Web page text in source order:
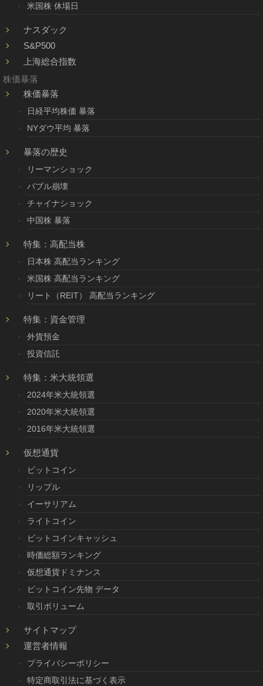
米国株 休場日
ナスダック
S&P500
上海総合指数
株価暴落
株価暴落
日経平均株価 暴落
NYダウ平均 暴落
暴落の歴史
リーマンショック
バブル崩壊
チャイナショック
中国株 暴落
特集：高配当株
日本株 高配当ランキング
米国株 高配当ランキング
リート（REIT） 高配当ランキング
特集：資金管理
外貨預金
投資信託
特集：米大統領選
2024年米大統領選
2020年米大統領選
2016年米大統領選
仮想通貨
ビットコイン
リップル
イーサリアム
ライトコイン
ビットコインキャッシュ
時価総額ランキング
仮想通貨ドミナンス
ビットコイン先物 データ
取引ボリューム
サイトマップ
運営者情報
プライバシーポリシー
特定商取引法に基づく表示